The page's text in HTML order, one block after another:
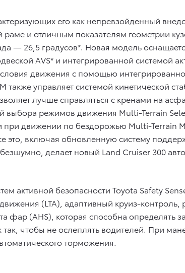
его как непревзойденный
и отличным показателям геометрии
— 26,5 градусов*. Новая модель
AVS* и интегрированной системой
движения с помощью
управляет системой кинетической
лучше справляться с кренами на
выбора режимов движения Multi-Terrain
движении по бездорожью Multi-Terrain
включая обновленную систему
делает новый Land Cruiser 300
активной безопасности Toyota Safety
(LTA), адаптивный круиз-
фар (AHS), которая способна
чтобы не ослеплять водителей. При
торможения.